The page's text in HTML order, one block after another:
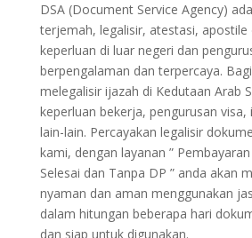
DSA (Document Service Agency)
terjemah, legalisir, atestasi,
keperluan di luar negeri dan
berpengalaman dan terpercaya.
melegalisir ijazah di Kedutaan Arab
keperluan bekerja, pengurusan visa,
lain-lain. Percayakan legalisir
kami, dengan layanan ”
Selesai dan Tanpa DP ” anda akan
nyaman dan aman menggunakan
dalam hitungan beberapa hari
dan siap untuk digunakan.